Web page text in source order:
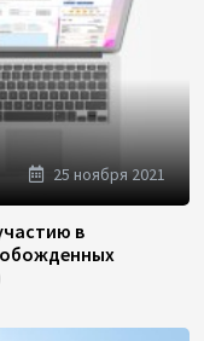
25 ноября 2021
в